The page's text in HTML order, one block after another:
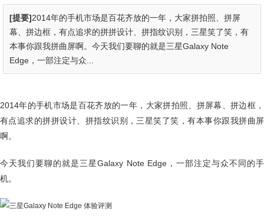
[提要]2014年的手机市场是百花齐放的一年，大家拼拍照、拼屏
幕、拼边框，有点追求的拼拼设计、拼指纹识别，三星笑了笑，有
本事你跟我拼曲屏啊。今天我们要聊的就是三星Galaxy Note
Edge，一部注定与众...
2014年的手机市场是百花齐放的一年，大家拼拍照、拼屏幕、拼边框，
有点追求的拼拼设计、拼指纹识别，三星笑了笑，有本事你跟我拼曲屏
啊。
今天我们要聊的就是三星Galaxy Note Edge，一部注定与众不同的手
机。